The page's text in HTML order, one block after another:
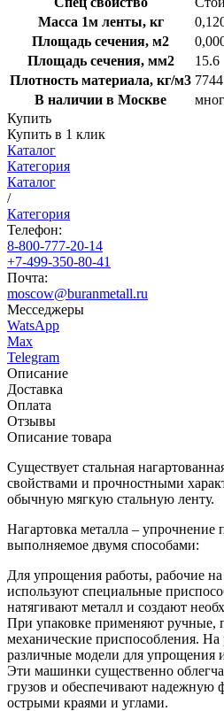
Масса 1м ленты, кг
Площадь сечения, м2
Площадь сечения, мм2
15.6
Плотность материала, кг/м3 7744
В наличии в Москве
Купить
Купить в 1 клик
Каталог
Категория
Каталог
/
Категория
Телефон:
8-800-777-20-14
+7-499-350-80-41
Почта:
moscow@buranmetall.ru
Месседжеры
WatsApp
Max
Telegram
Описание
Доставка
Оплата
Отзывы
Описание товара
Существует стальная
свойствами и прочностными
обычную мягкую стальную ленту.
Нагартовка металла – упрочнение
выполняемое двумя способами:
Для упрощения работы, рабочие на
используют специальные
натягивают металл и создают
При упаковке применяют ручные,
механические приспособления.
различные модели для упрощения
Эти машинки существенно
грузов и обеспечивают надежную
острыми краями и углами.